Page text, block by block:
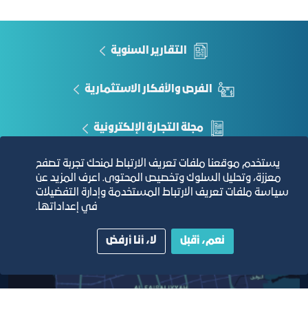
التقارير السنوية
الفرص والأفكار الاستثمارية
مجلة التجارة الإلكترونية
دليل الصفحات الزرقاء
مبنى الغرفة الرئيسي
يستخدم موقعنا ملفات تعريف الارتباط لمنحك تجربة تصفح
معززة، وتحليل السلوك وتخصيص المحتوى. اعرف المزيد عن
سياسة ملفات تعريف الارتباط المستخدمة وإدارة التفضيلات
في إعداداتها.
نعم، أقبل لا، أنا أرفض